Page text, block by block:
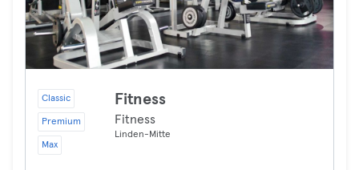
Classic
Premium
Max
Fitness
Fitness
Linden-Mitte